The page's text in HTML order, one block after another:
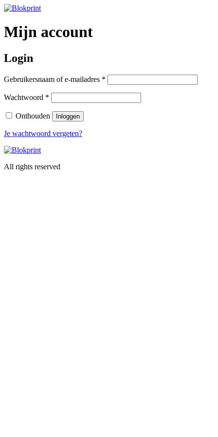
Skip
content
Mijn account
Login
Gebruikersnaam of e-mailadres *
Wachtwoord *
Onthouden Inloggen
Je wachtwoord vergeten?
All rights reserved